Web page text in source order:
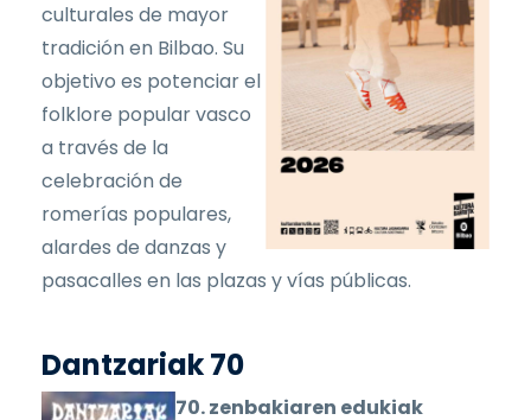
culturales de mayor
tradición en Bilbao. Su
objetivo es potenciar el
folklore popular vasco
a través de la
celebración de
romerías populares,
alardes de danzas y
pasacalles en las plazas y vías públicas.
Dantzariak 70
70. zenbakiaren edukiak